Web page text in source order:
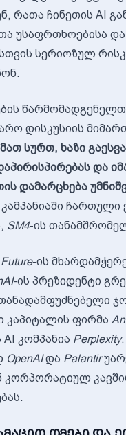
რათა ჩინეთის AI
უსაფრთხოებისა და
სერიოზულ
დისკუსიის
სურთ, ხაზი
და
დამარცხება
კამპანიაში
SM4-ის
-ის
-ის პრეზიდენტი
კაპიტალის ფირმა
კომპანია Perplexity
OpenAIდა Palantir
კორპორატიულ